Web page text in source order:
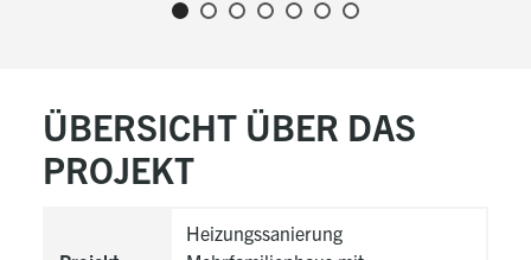
ÜBERSICHT ÜBER DAS
PROJEKT
Heizungssanierung